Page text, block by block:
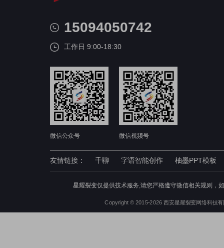
15094050742
工作日 9:00-18:30
微信公众号 微信视频号
友情链接： 千聊 字语智能创作 柚墨PPT模板
星耀裂变仅提供技术服务,请您严格遵守微信相关规则，
Copyright © 2015-2026 西安星耀裂变网络科技